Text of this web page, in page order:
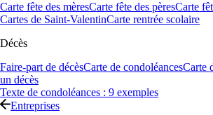
Carte fête des mèresCarte fête des pèresCarte
Cartes de Saint-ValentinCarte rentrée scolaire
Décès
Faire-part de décèsCarte de condoléancesCarte
un décès
Texte de condoléances : 9 exemples
Entreprises